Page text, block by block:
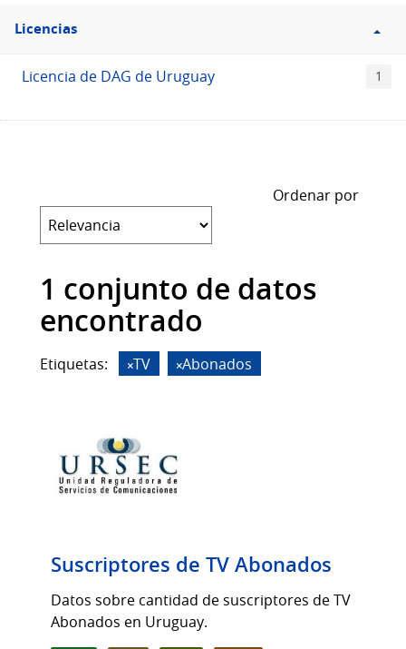
Filtro
Licencias
Licencias
Licencia de DAG de Uruguay 1
Ordenar por
1 conjunto de datos
encontrado
Etiquetas: TV Abonados
Suscriptores de TV Abonados
Datos sobre cantidad de suscriptores de TV
Abonados en Uruguay.